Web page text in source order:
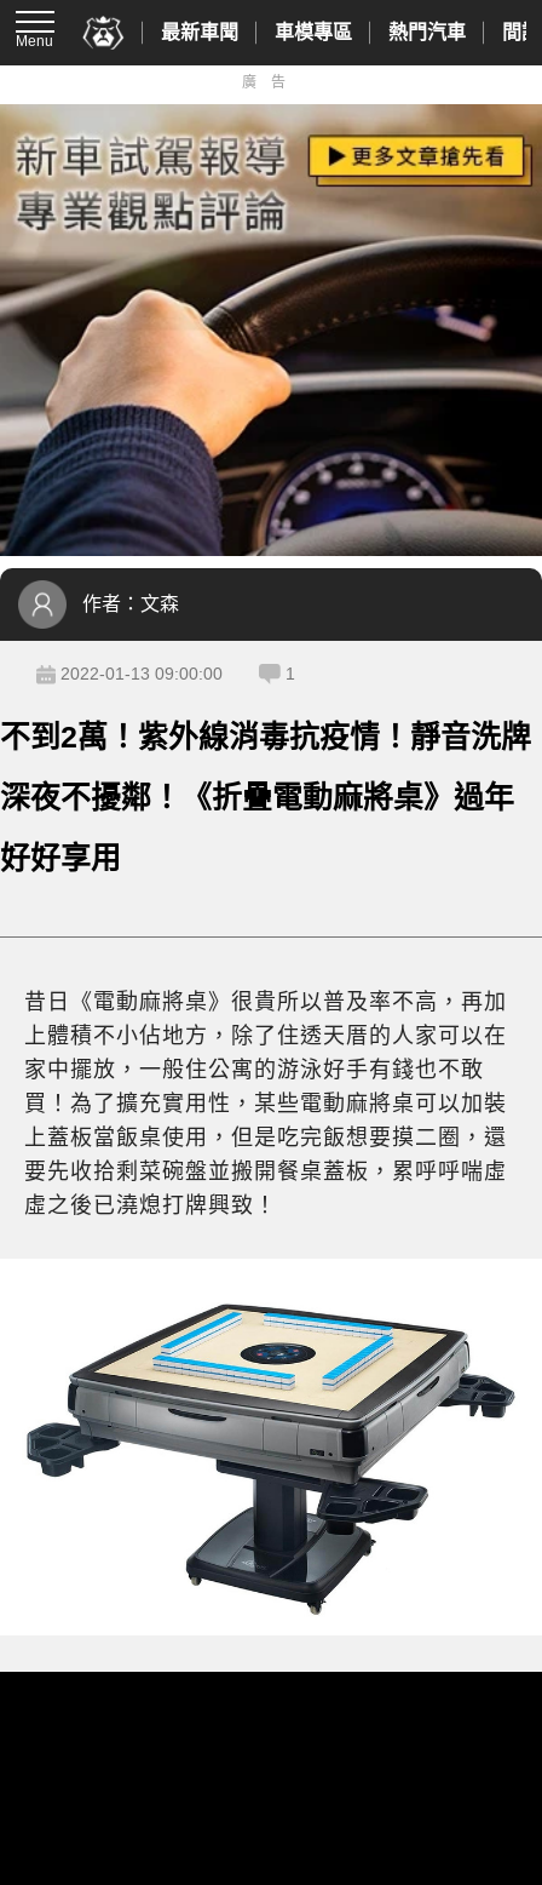
Menu 最新車聞 車模專區 熱門汽車 間
廣告
作者： 文森
2022-01-13 09:00:00 1
不到2萬！紫外線消毒抗疫情！靜音洗牌
深夜不擾鄰！《折疊電動麻將桌》過年
好好享用
昔日《電動麻將桌》很貴所以普及率不高，再加
上體積不小佔地方，除了住透天厝的人家可以在
家中擺放，一般住公寓的游泳好手有錢也不敢
買！為了擴充實用性，某些電動麻將桌可以加裝
上蓋板當飯桌使用，但是吃完飯想要摸二圈，還
要先收拾剩菜碗盤並搬開餐桌蓋板，累呼呼喘虛
虛之後已澆熄打牌興致！